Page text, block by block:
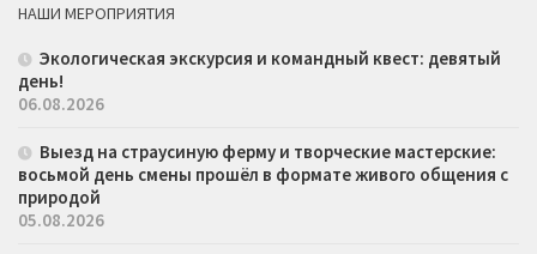
НАШИ МЕРОПРИЯТИЯ
Экологическая экскурсия и командный квест: девятый
день!
06.08.2026
Выезд на страусиную ферму и творческие мастерские:
восьмой день смены прошёл в формате живого общения с
природой
05.08.2026